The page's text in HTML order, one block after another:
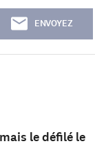
ENVOYEZ
le défilé le